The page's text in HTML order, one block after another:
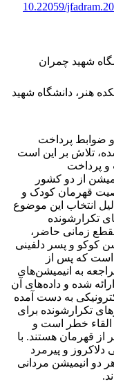
10.22059/
شهید چمران
هنر، دانشگاه شهید
ضوابط پرداخت
تلاش بر این است
پرداخت
از دو کشور
قهرمان کودک و
انتخاب این موضوع
تکرارشونده
زمانی حاضر،
کوکو و پسر دلفینی
است که پس از
به انیمیشن‌های
شده و داده‌های آن
به دست آمده
تکرارشونده برای
القاء خطر است و
از قهرمان هستند. با
و پیرمرد
دو انیمیشن مردانی